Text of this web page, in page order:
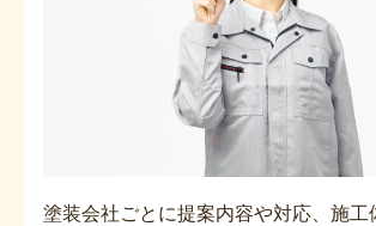
塗装会社ごとに提案内容や対応、施工